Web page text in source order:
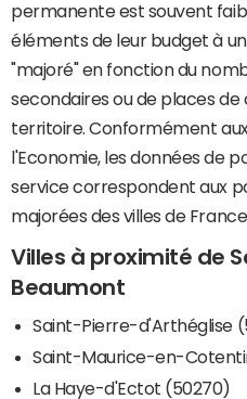
permanente est souvent
éléments de leur budget à
"majoré" en fonction du
secondaires ou de places
territoire. Conformément
l'Economie, les données de
service correspondent aux
majorées des villes de France.
Villes à proximité de
Beaumont
Saint-Pierre-d'Arthéglise
Saint-Maurice-en-
La Haye-d'Ectot (50270)